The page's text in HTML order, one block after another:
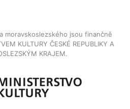
moravskoslezského jsou finančně
KULTURY ČESKÉ REPUBLIKY A
KRAJEM.